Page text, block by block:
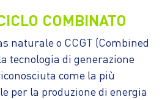
COMBINATO
naturale o CCGT (Combined
tecnologia di generazione
come la più
per la produzione di energia